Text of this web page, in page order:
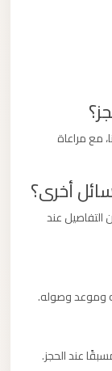
مراعاة
أخرى؟
عند
وصوله.
عند الحجز.